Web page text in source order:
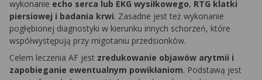
wykonanie echo serca lub EKG wysiłkowego, RTG klatki
piersiowej i badania krwi. Zasadne jest też wykonanie
pogłębionej diagnostyki w kierunku innych schorzeń, które
współwystępują przy migotaniu przedsionków.
Celem leczenia AF jest zredukowanie objawów arytmii i
zapobieganie ewentualnym powikłaniom. Podstawą jest